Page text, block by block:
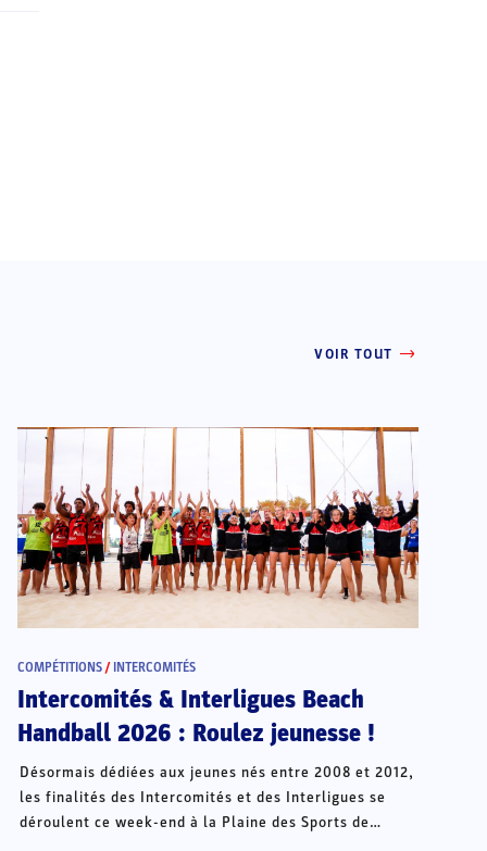
VOIR TOUT
COMPÉTITIONS / INTERCOMITÉS
Intercomités & Interligues Beach
Handball 2026 : Roulez jeunesse !
Désormais dédiées aux jeunes nés entre 2008 et 2012,
les finalités des Intercomités et des Interligues se
déroulent ce week-end à la Plaine des Sports de